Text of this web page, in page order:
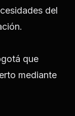
del
que
mediante